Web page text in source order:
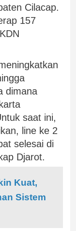
Cilacap.
157
dimana
saat ini,
line ke 2
selesai di
Djarot.
Kuat,
Sistem